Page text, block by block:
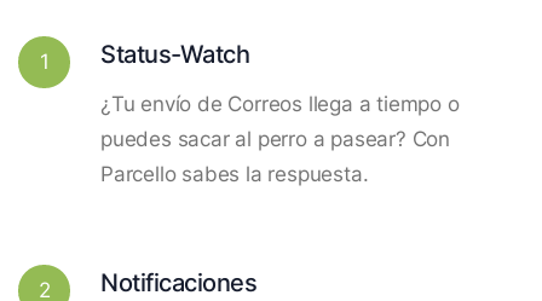
1 Status-Watch
¿Tu envío de Correos llega a tiempo o
puedes sacar al perro a pasear? Con
Parcello sabes la respuesta.
2 Notificaciones